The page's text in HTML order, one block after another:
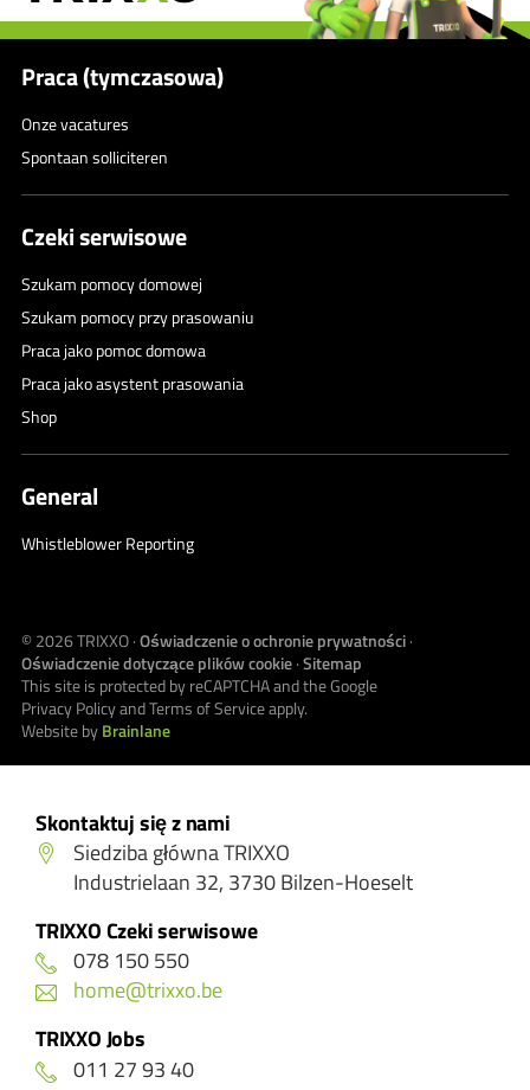
Skontaktuj się z nami
Siedziba główna TRIXXO
Industrielaan 32, 3730 Bilzen-Hoeselt
TRIXXO Czeki serwisowe
078 150 550
home@trixxo.be
TRIXXO Jobs
011 27 93 40
Praca (tymczasowa)
Onze vacatures
Spontaan solliciteren
Czeki serwisowe
Szukam pomocy domowej
Szukam pomocy przy prasowaniu
Praca jako pomoc domowa
Praca jako asystent prasowania
Shop
General
Whistleblower Reporting
© 2026TRIXXO·Oświadczenie o ochronie prywatności·
Oświadczenie dotyczące plików cookie·Sitemap
This site is protected by reCAPTCHA and the Google
Privacy PolicyandTerms of Serviceapply.
Website byBrainlane